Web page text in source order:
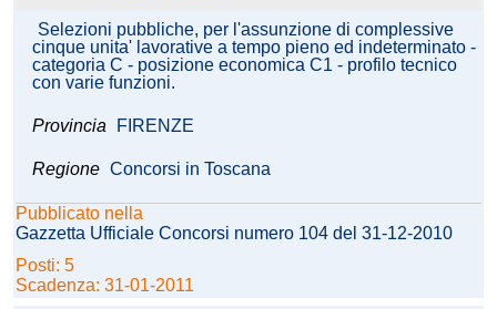
Selezioni pubbliche, per l'assunzione di complessive
cinque unita' lavorative a tempo pieno ed indeterminato -
categoria C - posizione economica C1 - profilo tecnico
con varie funzioni.
Provincia FIRENZE
Regione Concorsi in Toscana
Pubblicato nella
Gazzetta Ufficiale Concorsi numero 104 del 31-12-2010
Posti: 5
Scadenza: 31-01-2011